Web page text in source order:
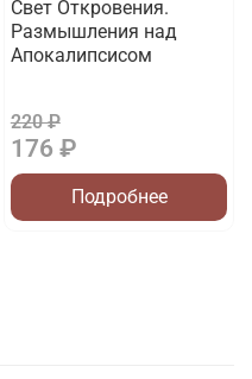
Свет Откровения.
Размышления над
Апокалипсисом
220 ₽
176 ₽
Подробнее